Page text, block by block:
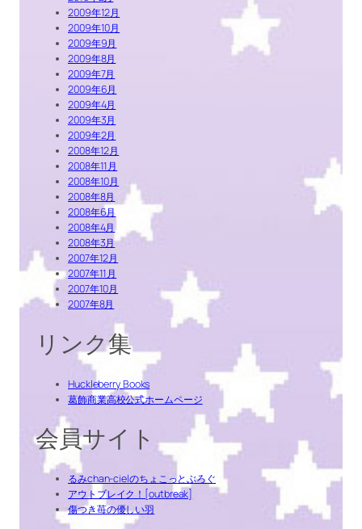
2009年12月
2009年10月
2009年9月
2009年8月
2009年7月
2009年6月
2009年4月
2009年3月
2009年2月
2008年12月
2008年11月
2008年10月
2008年8月
2008年6月
2008年4月
2008年3月
2007年12月
2007年11月
2007年10月
2007年8月
リンク集
Huckleberry Books
葛飾商業高校公式ホームページ
会員サイト
るみchan-cielのちょこっとぶろぐ
アウトブレイク！[outbreak]
傷つき苺の優しい羽